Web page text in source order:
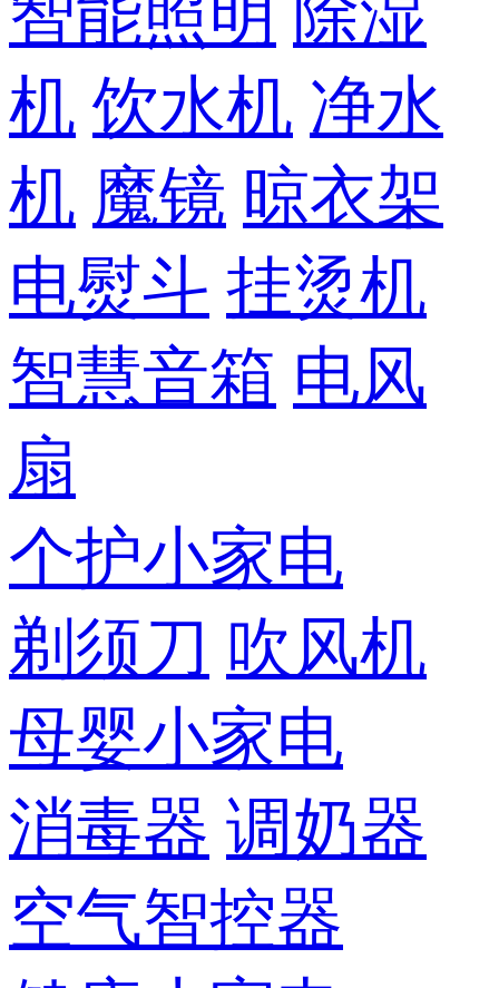
智能照明 除湿
机 饮水机 净水
机 魔镜 晾衣架
电熨斗 挂烫机
智慧音箱 电风
扇
个护小家电
剃须刀 吹风机
母婴小家电
消毒器 调奶器
空气智控器